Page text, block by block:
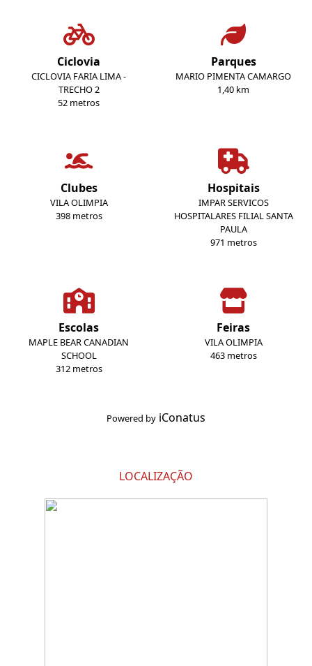
Ciclovia
CICLOVIA FARIA LIMA -
TRECHO 2
52 metros
Parques
MARIO PIMENTA CAMARGO
1,40 km
Clubes
VILA OLIMPIA
398 metros
Hospitais
IMPAR SERVICOS
HOSPITALARES FILIAL SANTA
PAULA
971 metros
Escolas
MAPLE BEAR CANADIAN
SCHOOL
312 metros
Feiras
VILA OLIMPIA
463 metros
Powered by iConatus
LOCALIZAÇÃO